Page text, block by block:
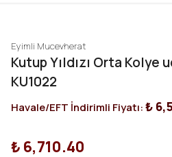
Eyimli Mucevherat
Kutup Yıldızı Orta Kolye
KU1022
Havale/EFT İndirimli Fiyatı:₺
₺ 6,710.40